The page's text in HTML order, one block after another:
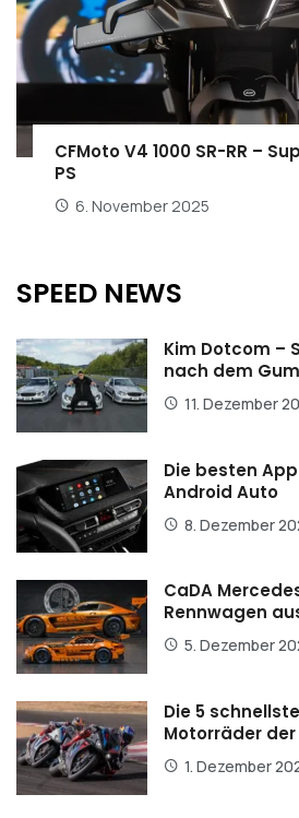
CFMoto V4 1000 SR-RR –
PS
6. November 2025
SPEED NEWS
Kim Dotcom –
nach dem
11. Dezember
Die besten
Android Auto
8. Dezember
CaDA
Rennwagen
5. Dezember
Die 5
Motorräder der
1. Dezember